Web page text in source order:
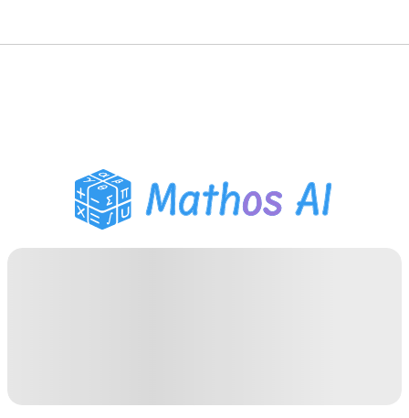
PDF 作業助手
學習工具